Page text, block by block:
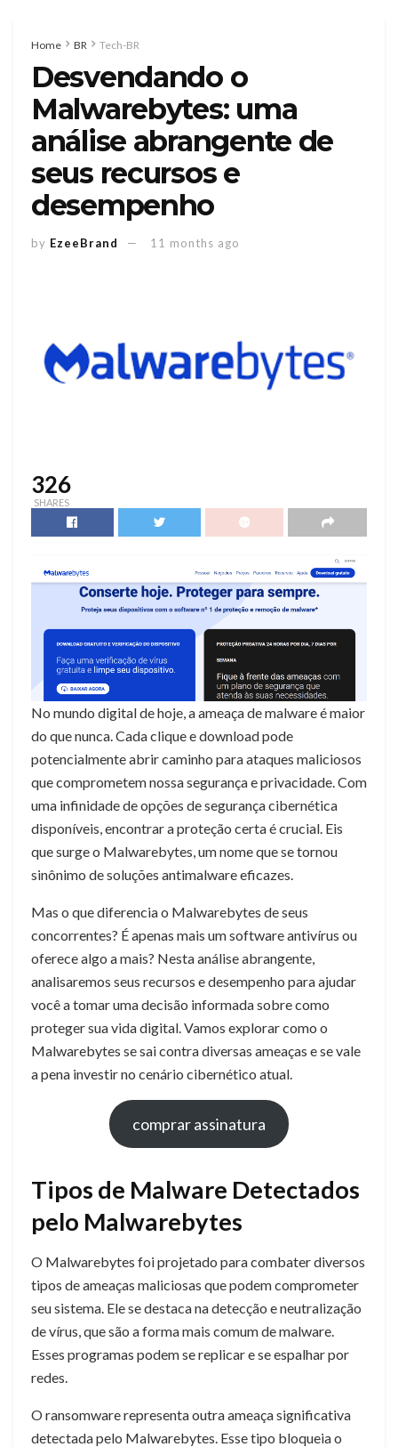
Home BR Tech-BR
Desvendando o
Malwarebytes: uma
análise abrangente de
seus recursos e
desempenho
by EzeeBrand 11 months ago
326
SHARES
No mundo digital de hoje, a ameaça de malware é maior
do que nunca. Cada clique e download pode
potencialmente abrir caminho para ataques maliciosos
que comprometem nossa segurança e privacidade. Com
uma infinidade de opções de segurança cibernética
disponíveis, encontrar a proteção certa é crucial. Eis
que surge o Malwarebytes, um nome que se tornou
sinônimo de soluções antimalware eficazes.
Mas o que diferencia o Malwarebytes de seus
concorrentes? É apenas mais um software antivírus ou
oferece algo a mais? Nesta análise abrangente,
analisaremos seus recursos e desempenho para ajudar
você a tomar uma decisão informada sobre como
proteger sua vida digital. Vamos explorar como o
Malwarebytes se sai contra diversas ameaças e se vale
a pena investir no cenário cibernético atual.
comprar assinatura
Tipos de Malware Detectados
pelo Malwarebytes
O Malwarebytes foi projetado para combater diversos
tipos de ameaças maliciosas que podem comprometer
seu sistema. Ele se destaca na detecção e neutralização
de vírus, que são a forma mais comum de malware.
Esses programas podem se replicar e se espalhar por
redes.
O ransomware representa outra ameaça significativa
detectada pelo Malwarebytes. Esse tipo bloqueia o